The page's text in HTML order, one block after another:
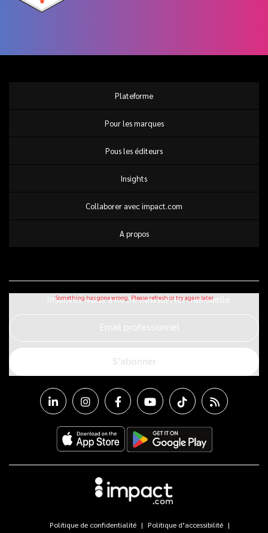
Plateforme
Pour les marques
Pous les éditeurs
Insights
Collaborer avec impact.com
A propos
Inscrivez-vous à notre newsletter mensuelle
Email professionnel
S'abonner
Politique de confidentialité
Politique d’accessibilité